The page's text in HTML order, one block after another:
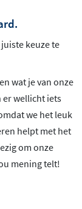
keuze te
wat je van onze
wellicht iets
we het leuk
helpt met het
om onze
mening telt!